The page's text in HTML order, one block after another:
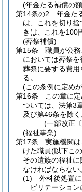
(年金たる補償の
第14条の2
年金た
は、これを切り
きは、これを100
(葬祭補償)
第15条
職員が公
においては葬祭
葬祭に要する費
る。
(この条例に定め
第16条
この章に
ついては、法第3
及び第46条を除
(一部改正
(福祉事業)
第17条
実施機関
けた職員(以下こ
その遺族の福祉
なければならない
(1)
外科後処置
ビリテーショ